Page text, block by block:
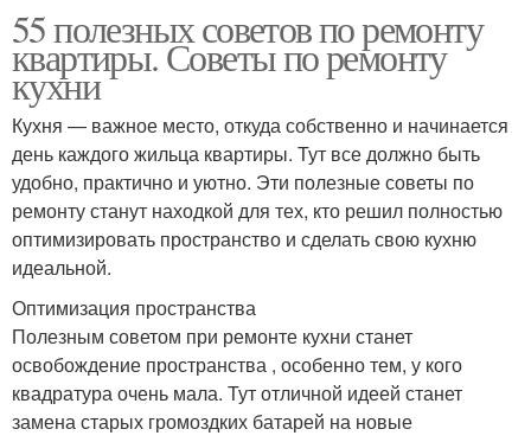
55 полезных советов по ремонту
квартиры. Советы по ремонту
кухни
Кухня — важное место, откуда собственно и начинается
день каждого жильца квартиры. Тут все должно быть
удобно, практично и уютно. Эти полезные советы по
ремонту станут находкой для тех, кто решил полностью
оптимизировать пространство и сделать свою кухню
идеальной.
Оптимизация пространства
Полезным советом при ремонте кухни станет
освобождение пространства , особенно тем, у кого
квадратура очень мала. Тут отличной идеей станет
замена старых громоздких батарей на новые